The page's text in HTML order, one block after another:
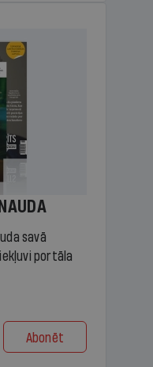
savā
portāla
Abonēt